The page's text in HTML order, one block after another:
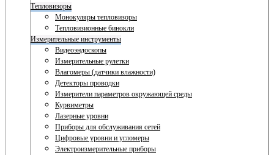
Тепловизоры
Монокуляры тепловизоры
Тепловизионные бинокли
Измерительные инструменты
Видеоэндоскопы
Измерительные рулетки
Влагомеры (датчики влажности)
Детекторы проводки
Измерители параметров окружающей среды
Курвиметры
Лазерные уровни
Приборы для обслуживания сетей
Цифровые уровни и угломеры
Электроизмерительные приборы